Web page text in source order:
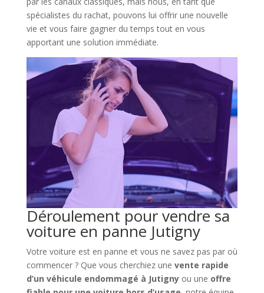
spécialistes du rachat, pouvons lui offrir une nouvelle
vie et vous faire gagner du temps tout en vous
apportant une solution immédiate.
Déroulement pour vendre sa
voiture en panne Jutigny
Votre voiture est en panne et vous ne savez pas par où
commencer ? Que vous cherchiez une vente rapide
d’un véhicule endommagé à Jutignyou une offre